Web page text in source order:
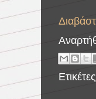
Ετικέτες